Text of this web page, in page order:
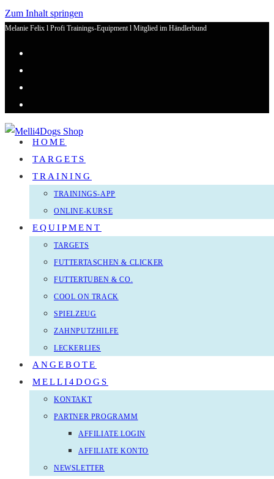
Zum Inhalt springen
Melanie Felix l Profi Trainings-Equipment l Mitglied im Händlerbund
HOME
TARGETS
TRAINING
TRAININGS-APP
ONLINE-KURSE
EQUIPMENT
TARGETS
FUTTERTASCHEN & CLICKER
FUTTERTUBEN & CO.
COOL ON TRACK
SPIELZEUG
ZAHNPUTZHILFE
LECKERLIES
ANGEBOTE
MELLI4DOGS
KONTAKT
PARTNER PROGRAMM
AFFILIATE LOGIN
AFFILIATE KONTO
NEWSLETTER